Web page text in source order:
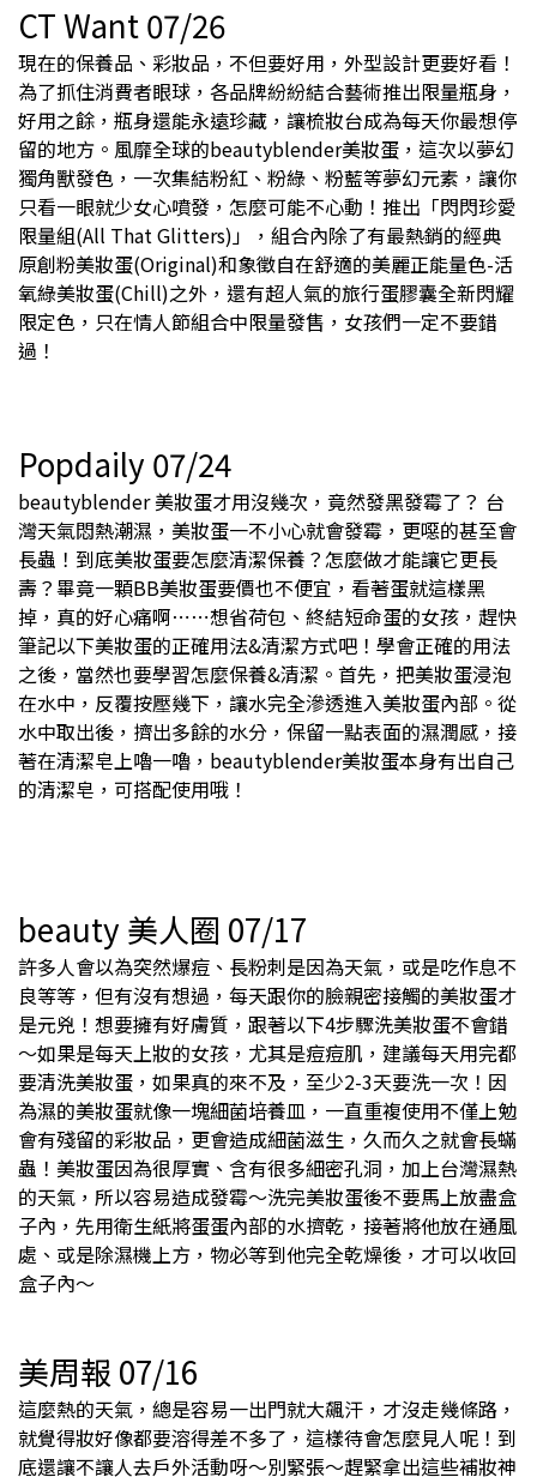
CT Want 07/26
現在的保養品、彩妝品，不但要好用，外型設計更要好看！
為了抓住消費者眼球，各品牌紛紛結合藝術推出限量瓶身，
好用之餘，瓶身還能永遠珍藏，讓梳妝台成為每天你最想停
留的地方。風靡全球的beautyblender美妝蛋，這次以夢幻
獨角獸發色，一次集結粉紅、粉綠、粉藍等夢幻元素，讓你
只看一眼就少女心噴發，怎麼可能不心動！推出「閃閃珍愛
限量組(All That Glitters)」，組合內除了有最熱銷的經典
原創粉美妝蛋(Original)和象徵自在舒適的美麗正能量色-活
氧綠美妝蛋(Chill)之外，還有超人氣的旅行蛋膠囊全新閃耀
限定色，只在情人節組合中限量發售，女孩們一定不要錯
過！
Popdaily 07/24
beautyblender 美妝蛋才用沒幾次，竟然發黑發霉了？ 台
灣天氣悶熱潮濕，美妝蛋一不小心就會發霉，更噁的甚至會
長蟲！到底美妝蛋要怎麼清潔保養？怎麼做才能讓它更長
壽？畢竟一顆BB美妝蛋要價也不便宜，看著蛋就這樣黑
掉，真的好心痛啊⋯⋯想省荷包、終結短命蛋的女孩，趕快
筆記以下美妝蛋的正確用法&清潔方式吧！學會正確的用法
之後，當然也要學習怎麼保養&清潔。首先，把美妝蛋浸泡
在水中，反覆按壓幾下，讓水完全滲透進入美妝蛋內部。從
水中取出後，擠出多餘的水分，保留一點表面的濕潤感，接
著在清潔皂上嚕一嚕，beautyblender美妝蛋本身有出自己
的清潔皂，可搭配使用哦！
beauty 美人圈 07/17
許多人會以為突然爆痘、長粉刺是因為天氣，或是吃作息不
良等等，但有沒有想過，每天跟你的臉親密接觸的美妝蛋才
是元兇！想要擁有好膚質，跟著以下4步驟洗美妝蛋不會錯
～如果是每天上妝的女孩，尤其是痘痘肌，建議每天用完都
要清洗美妝蛋，如果真的來不及，至少2-3天要洗一次！因
為濕的美妝蛋就像一塊細菌培養皿，一直重複使用不僅上勉
會有殘留的彩妝品，更會造成細菌滋生，久而久之就會長蟎
蟲！美妝蛋因為很厚實、含有很多細密孔洞，加上台灣濕熱
的天氣，所以容易造成發霉～洗完美妝蛋後不要馬上放盡盒
子內，先用衛生紙將蛋蛋內部的水擠乾，接著將他放在通風
處、或是除濕機上方，物必等到他完全乾燥後，才可以收回
盒子內～
美周報 07/16
這麼熱的天氣，總是容易一出門就大飆汗，才沒走幾條路，
就覺得妝好像都要溶得差不多了，這樣待會怎麼見人呢！到
底還讓不讓人去戶外活動呀～別緊張～趕緊拿出這些補妝神